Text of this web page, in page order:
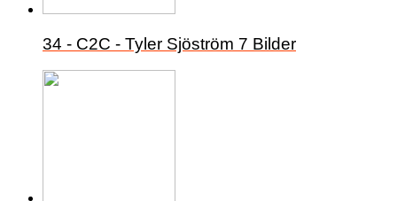
34 - C2C - Tyler Sjöström 7 Bilder